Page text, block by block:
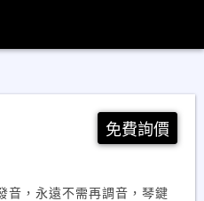
免費詢價
音，永遠不需再調音，琴鍵